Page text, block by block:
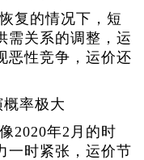
复的情况下，短
需关系的调整，运
恶性竞争，运价还
率极大
2020年2月的时
一时紧张，运价节